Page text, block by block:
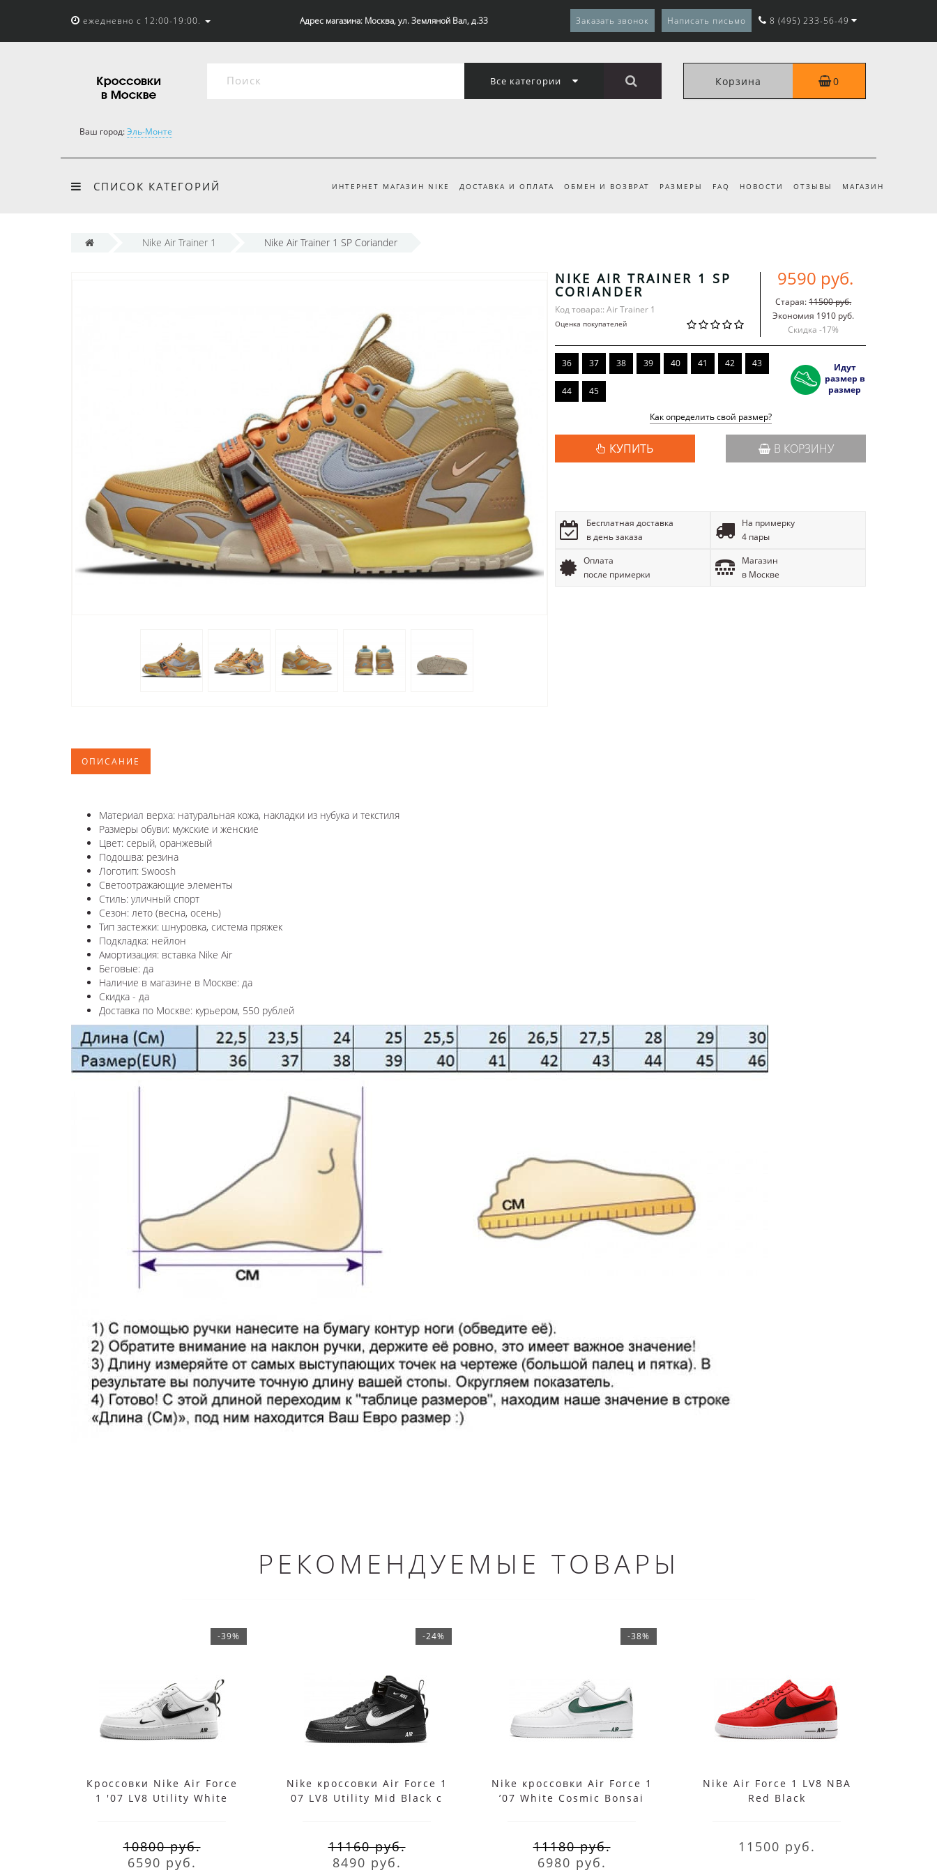
ежедневно с 12:00-19:00. Адрес магазина: Москва, ул. Земляной Вал, д.33 Заказать звонок Написать письмо 8 (495) 233-56-49
Все категории Корзина 0
Ваш город:Эль-Монте
СПИСОК КАТЕГОРИЙ ИНТЕРНЕТ МАГАЗИН NIKE ДОСТАВКА И ОПЛАТА ОБМЕН И ВОЗВРАТ РАЗМЕРЫ FAQ НОВОСТИ ОТЗЫВЫ МАГАЗИН
Nike Air Trainer 1 Nike Air Trainer 1 SP Coriander
NIKE AIR TRAINER 1 SP
CORIANDER
Код товара:: Air Trainer 1
Оценка покупателей
9590 руб.
Старая:11500 руб.
Экономия 1910 руб.
Скидка -17%
36 37 38 39 40 41 42 43
44 45
Идут
размер в
размер
Как определить свой размер?
КУПИТЬ В КОРЗИНУ
Бесплатная доставка
в день заказа
На примерку
4 пары
Оплата
после примерки
Магазин
в Москве
ОПИСАНИЕ
Материал верха: натуральная кожа, накладки из нубука и текстиля
Размеры обуви: мужские и женские
Цвет: серый, оранжевый
Подошва: резина
Логотип: Swoosh
Светоотражающие элементы
Стиль: уличный спорт
Сезон: лето (весна, осень)
Тип застежки: шнуровка, система пряжек
Подкладка: нейлон
Амортизация: вставка Nike Air
Беговые: да
Наличие в магазине в Москве: да
Скидка - да
Доставка по Москве: курьером, 550 рублей
РЕКОМЕНДУЕМЫЕ ТОВАРЫ
-39%
Кроссовки Nike Air Force
1 '07 LV8 Utility White
10800 руб.
6590 руб.
-24%
Nike кроссовки Air Force 1
07 LV8 Utility Mid Black с
11160 руб.
8490 руб.
-38%
Nike кроссовки Air Force 1
’07 White Cosmic Bonsai
11180 руб.
6980 руб.
Nike Air Force 1 LV8 NBA
Red Black
11500 руб.